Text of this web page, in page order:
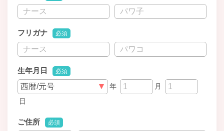
フリガナ 必須
生年月日 必須
年
月
日
ご住所 必須